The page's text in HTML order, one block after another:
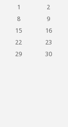
1
2
8
9
15
16
22
23
29
30